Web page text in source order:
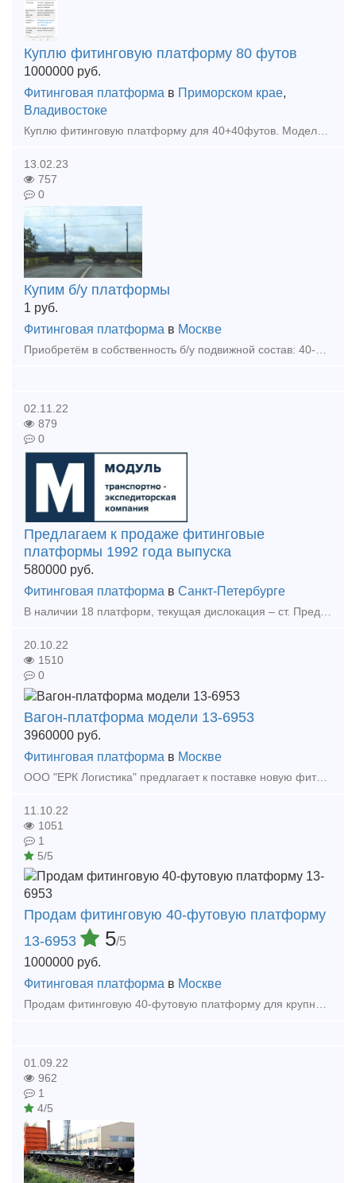
Куплю фитинговую платформу 80 футов
1000000 руб.
Фитинговая платформа в Приморском крае,
Владивостоке
Куплю фитинговую платформу для 40+40футов. Модели 13-1284 или 13-9781 или 13-6964
13.02.23
757
0
Купим б/у платформы
1 руб.
Фитинговая платформа в Москве
Приобретём в собственность б/у подвижной состав: 40-футовые универсальные платформы с деревянным или деревометаллическим полом.
02.11.22
879
0
Предлагаем к продаже фитинговые
платформы 1992 года выпуска
580000 руб.
Фитинговая платформа в Санкт-Петербурге
В наличии 18 платформ, текущая дислокация – ст. Предпортовая Октябрьской жд. Платформы требуют планового ремонта. Из базы АБД ПВ не исключены, могут следовать по путям ОАО «РЖД» к месту ремонт
20.10.22
1510
0
Вагон-платформа модели 13-6953
3960000 руб.
Фитинговая платформа в Москве
11.10.22
1051
1
5/5
Продам фитинговую 40-футовую платформу
13-6953
5/5
1000000 руб.
Фитинговая платформа в Москве
01.09.22
962
1
4/5